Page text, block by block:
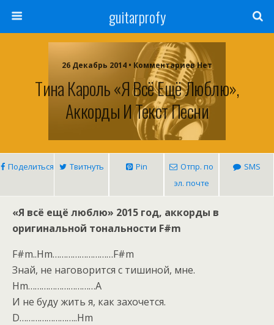
guitarprofy
26 Декабрь 2014 • Комментариев Нет
Тина Кароль «Я Всё Ещё Люблю»,
Аккорды И Текст Песни
Поделиться Твитнуть Pin
Отпр. по
эл. почте
SMS
«Я всё ещё люблю» 2015 год, аккорды в
оригинальной тональности F#m
F#m..Hm………………………F#m
Знай, не наговорится с тишиной, мне.
Hm…………………………A
И не буду жить я, как захочется.
D……………………..Hm